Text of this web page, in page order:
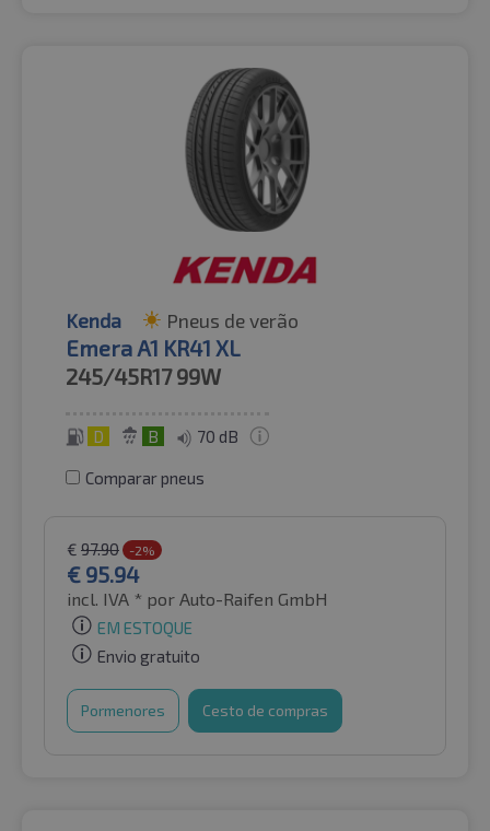
Kenda Pneus de verão
Emera A1 KR41 XL
245/45R17 99W
D B 70 dB
Comparar pneus
€ 97.90 -2%
€ 95.94
incl. IVA * por Auto-Raifen GmbH
EM ESTOQUE
Envio gratuito
Pormenores Cesto de compras